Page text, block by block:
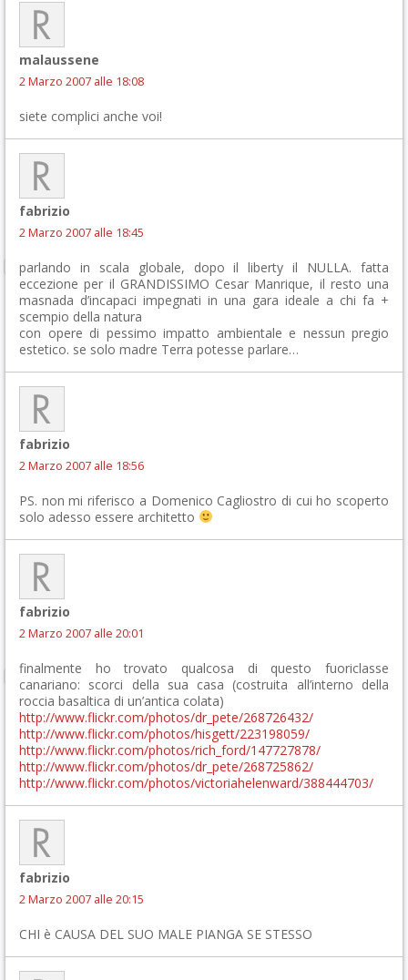
malaussene
2 Marzo 2007 alle 18:08
siete complici anche voi!
fabrizio
2 Marzo 2007 alle 18:45
parlando in scala globale, dopo il liberty il NULLA. fatta
eccezione per il GRANDISSIMO Cesar Manrique, il resto una
masnada d’incapaci impegnati in una gara ideale a chi fa +
scempio della natura
con opere di pessimo impatto ambientale e nessun pregio
estetico. se solo madre Terra potesse parlare…
fabrizio
2 Marzo 2007 alle 18:56
PS. non mi riferisco a Domenico Cagliostro di cui ho scoperto
solo adesso essere architetto
fabrizio
2 Marzo 2007 alle 20:01
finalmente ho trovato qualcosa di questo fuoriclasse
canariano: scorci della sua casa (costruita all’interno della
roccia basaltica di un’antica colata)
http://www.flickr.com/photos/dr_pete/268726432/
http://www.flickr.com/photos/hisgett/223198059/
http://www.flickr.com/photos/rich_ford/147727878/
http://www.flickr.com/photos/dr_pete/268725862/
http://www.flickr.com/photos/victoriahelenward/388444703/
fabrizio
2 Marzo 2007 alle 20:15
CHI è CAUSA DEL SUO MALE PIANGA SE STESSO